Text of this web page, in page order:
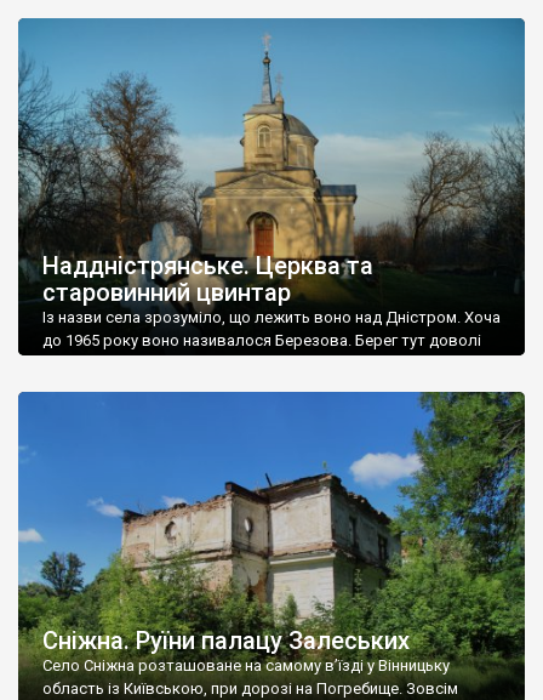
старовинний цвинтар із кам’яними хрестами. Всі епітафії, які
збереглися, написані кирилицею, церковнослов’янською
мовою. За всіма традиційними ознаками – цвинтар
український. Хрести датуються 19 століттям. У 1924-1940
роках Болган […]
Наддністрянське. Церква та
старовинний цвинтар
Із назви села зрозуміло, що лежить воно над Дністром. Хоча
до 1965 року воно називалося Березова. Берег тут доволі
Наддністрянське відрізняється від більшості навколишніх
сіл. У селі є мурована Михайлівська церква. Точної дати […]
Сніжна. Руїни палацу Залеських
Село Сніжна розташоване на самому в’їзді у Вінницьку
область із Київською, при дорозі на Погребище. Зовсім